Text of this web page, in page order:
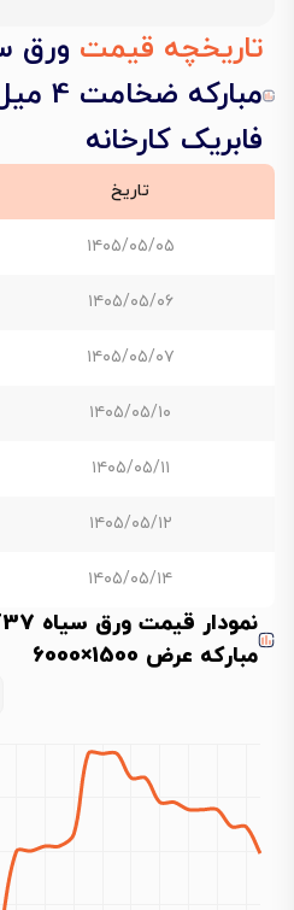
تاریخچه قیمت
فابریک کارخانه
تاریخ
۱۴۰۵/۰۵/۰۵
۱۴۰۵/۰۵/۰۶
۱۴۰۵/۰۵/۰۷
۱۴۰۵/۰۵/۱۰
۱۴۰۵/۰۵/۱۱
۱۴۰۵/۰۵/۱۲
۱۴۰۵/۰۵/۱۴
مبارکه عرض 1500×6000